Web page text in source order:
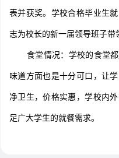
表并获奖。学校合格毕业生
志为校长的新一届领导班子带
食堂情况：学校的食堂都
味道方面也是十分可口，让
净卫生，价格实惠，学校内
足广大学生的就餐需求。